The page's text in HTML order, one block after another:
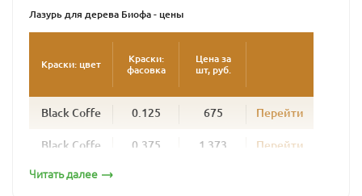
от неблагоприятных условий, сохраняет рисунок и
текстуру дерева. Создавая шелковисто-матовую
поверхность, она не образует полимерной пленки,
окрашенная лазурью для дерева BIOFA, долговечна, со
Обновлять фасад потребуется не раньше, чем через 4
наносится просто поверх старого. Для эффективной
Лазурь для дерева Биофа - цены
Краски: цвет
Краски:
фасовка
Цена за
шт, руб.
Black Coffe 0.125 675 Перейти
Black Coffe 0.375 1 373 Перейти
Black Coffe
Читать далее